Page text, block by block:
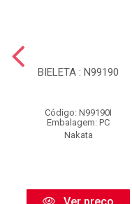
BIELETA : N99190
Código: N99190I
Embalagem: PC
Nakata